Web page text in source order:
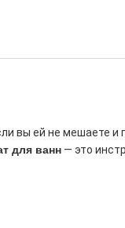
вы ей не мешаете и
для ванн — это